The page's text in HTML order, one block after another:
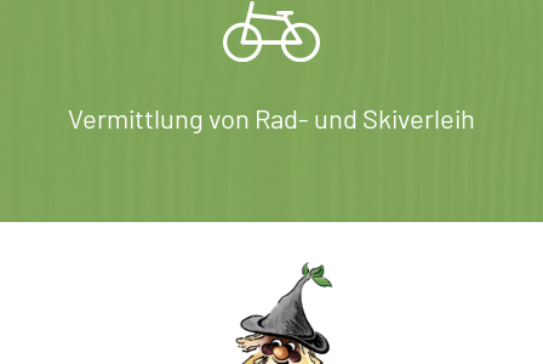
Vermittlung von Rad- und Skiverleih